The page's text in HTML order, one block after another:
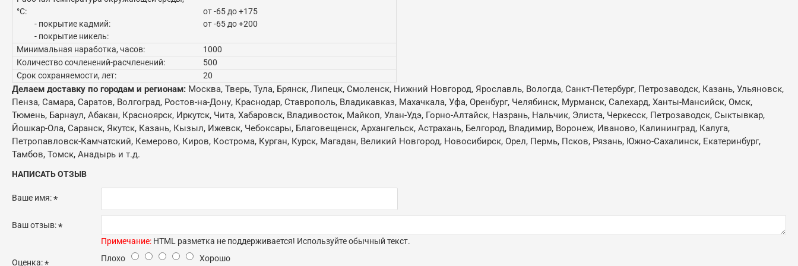
°C:
- покрытие кадмий:
- покрытие никель:
от -65 до +175
от -65 до +200
Минимальная наработка, часов:
1000
Количество сочленений-расчленений:
500
Срок сохраняемости, лет:
20
Делаем доставку по городам и регионам: Москва, Тверь, Тула, Брянск, Липецк, Смоленск, Нижний Новгород, Ярославль, Вологда, Санкт-Петербург, Петрозаводск, Казань, Ульяновск,
Пенза, Самара, Саратов, Волгоград, Ростов-на-Дону, Краснодар, Ставрополь, Владикавказ, Махачкала, Уфа, Оренбург, Челябинск, Мурманск, Салехард, Ханты-Мансийск, Омск,
Тюмень, Барнаул, Абакан, Красноярск, Иркутск, Чита, Хабаровск, Владивосток, Майкоп, Улан-Удэ, Горно-Алтайск, Назрань, Нальчик, Элиста, Черкесск, Петрозаводск, Сыктывкар,
Йошкар-Ола, Саранск, Якутск, Казань, Кызыл, Ижевск, Чебоксары, Благовещенск, Архангельск, Астрахань, Белгород, Владимир, Воронеж, Иваново, Калининград, Калуга,
Петропавловск-Камчатский, Кемерово, Киров, Кострома, Курган, Курск, Магадан, Великий Новгород, Новосибирск, Орел, Пермь, Псков, Рязань, Южно-Сахалинск, Екатеринбург,
Тамбов, Томск, Анадырь и т.д.
НАПИСАТЬ ОТЗЫВ
Ваше имя:
Ваш отзыв:
Примечание: HTML разметка не поддерживается! Используйте обычный текст.
Оценка: Плохо Хорошо